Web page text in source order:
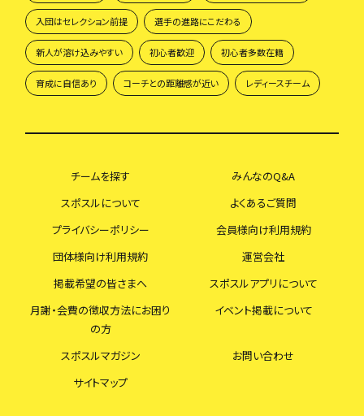
入団はセレクション前提 選手の進路にこだわる
新人が溶け込みやすい 初心者歓迎 初心者多数在籍
育成に自信あり コーチとの距離感が近い レディースチーム
チームを探す
みんなのQ&A
スポスルについて
よくあるご質問
プライバシーポリシー
会員様向け利用規約
団体様向け利用規約
運営会社
掲載希望の皆さまへ
スポスルアプリについて
月謝・会費の徴収方法にお困り
の方
イベント掲載について
スポスルマガジン
お問い合わせ
サイトマップ